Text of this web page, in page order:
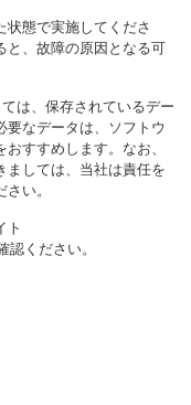
状態で実施してくださ
と、故障の原因となる可
は、保存されているデー
要なデータは、ソフトウ
すすめします。なお、
ましては、当社は責任を
い。
ト
認ください。